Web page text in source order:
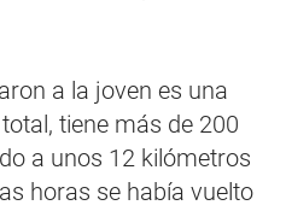
a la joven es una
tiene más de 200
a unos 12 kilómetros
horas se había vuelto